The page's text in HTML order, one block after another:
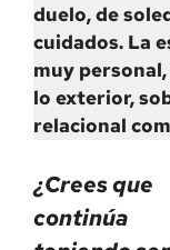
duelo, de
cuidados. La
muy
lo exterior,
relacional
¿Crees que
continúa